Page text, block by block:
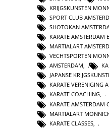
KRIJGSKUNSTEN
SPORT CLUB
SHOTOKAN
KARATE AMSTERDAM
MARTIALART
VECHTSPORTEN
AMSTERDAM,
JAPANSE
KARATE VERENIGING
KARATE COACHING,
KARATE AMSTERDAM
MARTIALART
KARATE CLASSES